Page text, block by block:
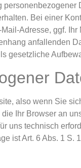
Bei einer
Adresse, ggf.
anfallenden
gesetzliche
also wenn Sie
Ihr Browser an
uns technisch
ist Art. 6 Abs. 1 S.